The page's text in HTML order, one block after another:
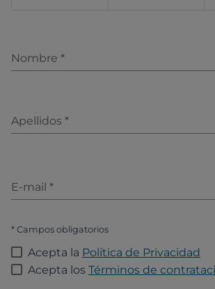
Nombre *
Apellidos *
E-mail *
* Campos obligatorios
Acepta la Política de Privacidad
Acepta los Términos de